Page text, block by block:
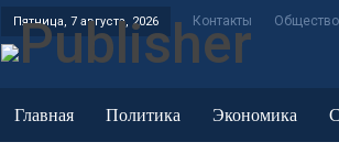
Пятница, 7 августа, 2026 Контакты Общество
Главная Политика Экономика